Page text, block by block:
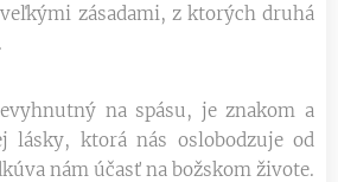
zásadami, z ktorých druhá
na spásu, je znakom a
lásky, ktorá nás oslobodzuje od
nám účasť na božskom živote.